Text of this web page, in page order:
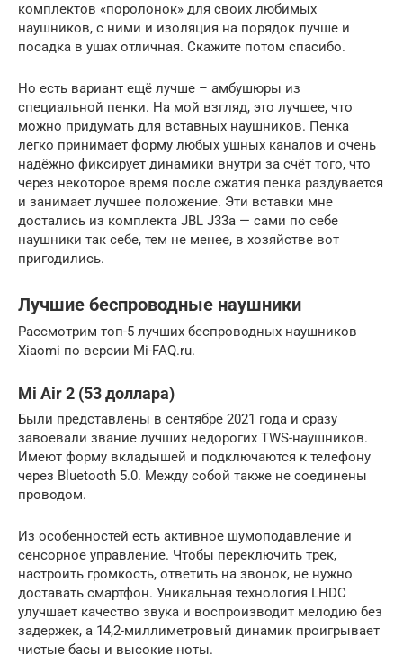
комплектов «поролонок» для своих любимых
наушников, с ними и изоляция на порядок лучше и
посадка в ушах отличная. Скажите потом спасибо.
Но есть вариант ещё лучше – амбушюры из
специальной пенки. На мой взгляд, это лучшее, что
можно придумать для вставных наушников. Пенка
легко принимает форму любых ушных каналов и очень
надёжно фиксирует динамики внутри за счёт того, что
через некоторое время после сжатия пенка раздувается
и занимает лучшее положение. Эти вставки мне
достались из комплекта JBL J33a — сами по себе
наушники так себе, тем не менее, в хозяйстве вот
пригодились.
Лучшие беспроводные наушники
Рассмотрим топ-5 лучших беспроводных наушников
Xiaomi по версии Mi-FAQ.ru.
Mi Air 2 (53 доллара)
Были представлены в сентябре 2021 года и сразу
завоевали звание лучших недорогих TWS-наушников.
Имеют форму вкладышей и подключаются к телефону
через Bluetooth 5.0. Между собой также не соединены
проводом.
Из особенностей есть активное шумоподавление и
сенсорное управление. Чтобы переключить трек,
настроить громкость, ответить на звонок, не нужно
доставать смартфон. Уникальная технология LHDC
улучшает качество звука и воспроизводит мелодию без
задержек, а 14,2-миллиметровый динамик проигрывает
чистые басы и высокие ноты.